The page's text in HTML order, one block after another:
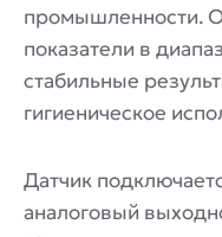
промышленности.
показатели в
стабильные
гигиеническое
Датчик
аналоговый